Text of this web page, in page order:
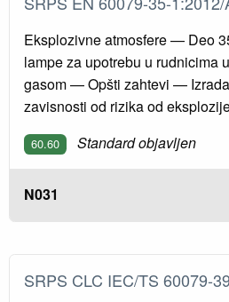
Eksplozivne atmosfere — Deo
lampe za upotrebu u rudnicima
gasom — Opšti zahtevi —
zavisnosti od rizika od
60.60 Standard objavljen
N031
SRPS CLC IEC/TS 60079-